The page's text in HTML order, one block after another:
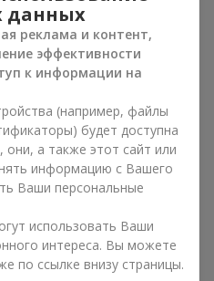
цветами —
в одном
современное сочетание
эстетики. Эксклюзивный
выглядит эффектно,
события —дня
иликорпоратива.
тортом живые растения
а кондитерский декор
акцент. Такой десерт с
отлично смотрится и на
данных
реклама и контент,
эффективности
к информации на
(например, файлы
будет доступна
а также этот сайт или
информацию с Вашего
Ваши персональные
использовать Ваши
интереса. Вы можете
по ссылке внизу страницы.